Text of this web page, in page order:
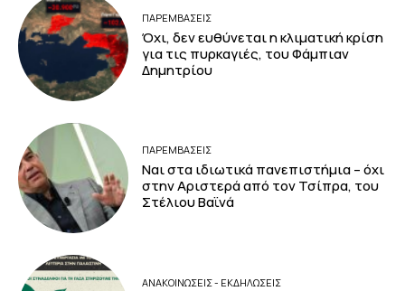
ΠΑΡΕΜΒΑΣΕΙΣ
Όχι, δεν ευθύνεται η κλιματική κρίση
για τις πυρκαγιές, του Φάμπιαν
Δημητρίου
ΠΑΡΕΜΒΑΣΕΙΣ
Ναι στα ιδιωτικά πανεπιστήμια – όχι
στην Αριστερά από τον Τσίπρα, του
Στέλιου Βαϊνά
ΑΝΑΚΟΙΝΩΣΕΙΣ - ΕΚΔΗΛΩΣΕΙΣ